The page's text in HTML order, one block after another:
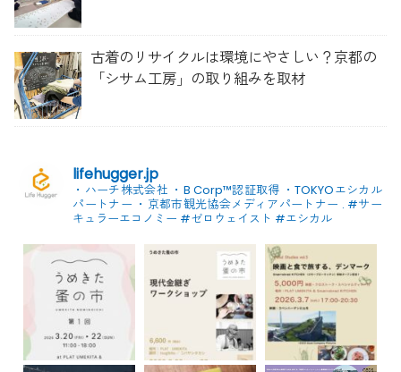
古着のリサイクルは環境にやさしい？京都の
「シサム工房」の取り組みを取材
lifehugger.jp
・ハーチ株式会社 ・B Corp™認証取得 ・TOKYOエシカル
パートナー ・京都市観光協会メディアパートナー . #サー
キュラーエコノミー #ゼロウェイスト #エシカル